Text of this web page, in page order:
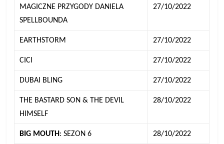
MAGICZNE PRZYGODY DANIELA
SPELLBOUNDA
27/10/2022
EARTHSTORM 27/10/2022
CICI 27/10/2022
DUBAI BLING 27/10/2022
THE BASTARD SON & THE DEVIL
HIMSELF
28/10/2022
BIG MOUTH: SEZON 6 28/10/2022